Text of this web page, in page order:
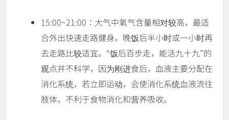
15:00~21:00：大气中氧气含量相对较高，最适
合外出快速走路健身。晚饭后半小时或一小时再
去走路比较适宜。“饭后百步走，能活九十九”的
观点并不科学，因为刚进食后，血液主要分配在
消化系统，若立即运动，会使消化系统血液流往
肢体，不利于食物消化和营养吸收。